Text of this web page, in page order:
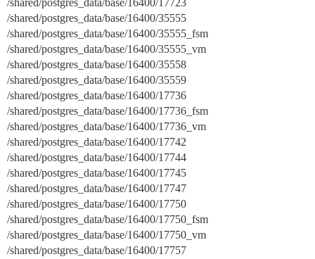
/shared/postgres_data/base/16400/17723
/shared/postgres_data/base/16400/35555
/shared/postgres_data/base/16400/35555_fsm
/shared/postgres_data/base/16400/35555_vm
/shared/postgres_data/base/16400/35558
/shared/postgres_data/base/16400/35559
/shared/postgres_data/base/16400/17736
/shared/postgres_data/base/16400/17736_fsm
/shared/postgres_data/base/16400/17736_vm
/shared/postgres_data/base/16400/17742
/shared/postgres_data/base/16400/17744
/shared/postgres_data/base/16400/17745
/shared/postgres_data/base/16400/17747
/shared/postgres_data/base/16400/17750
/shared/postgres_data/base/16400/17750_fsm
/shared/postgres_data/base/16400/17750_vm
/shared/postgres_data/base/16400/17757